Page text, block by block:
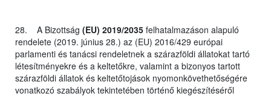
28. A Bizottság (EU) 2019/2035 felhatalmazáson alapuló
rendelete (2019. június 28.) az (EU) 2016/429 európai
parlamenti és tanácsi rendeletnek a szárazföldi állatokat tartó
létesítményekre és a keltetőkre, valamint a bizonyos tartott
szárazföldi állatok és keltetőtojások nyomonkövethetőségére
vonatkozó szabályok tekintetében történő kiegészítéséről